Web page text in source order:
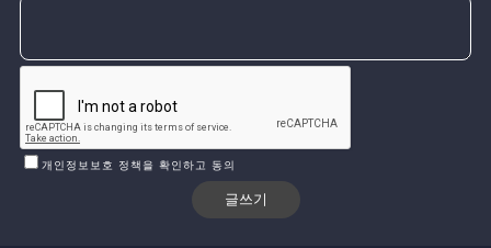
개인정보보호 정책을 확인하고 동의